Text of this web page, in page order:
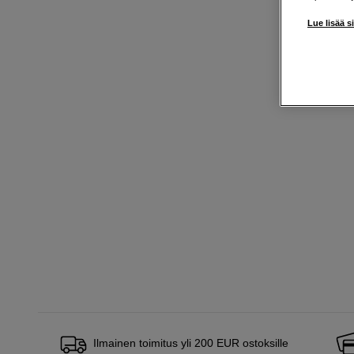
Ilmainen toimitus yli 200 EUR ostoksille
Lue lisää